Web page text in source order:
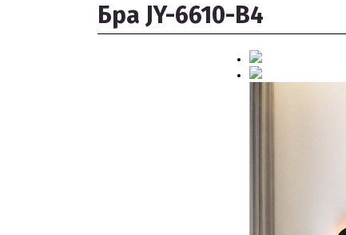
Бра JY-6610-B4